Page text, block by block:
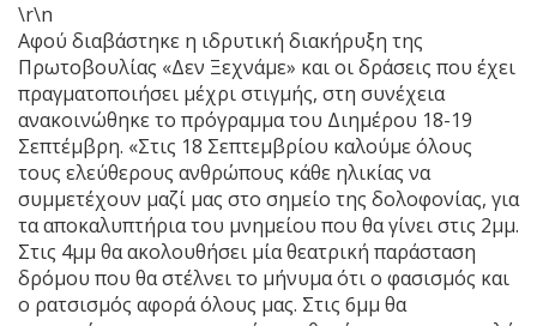
\r\n
Αφού διαβάστηκε η ιδρυτική διακήρυξη της
Πρωτοβουλίας «Δεν Ξεχνάμε» και οι δράσεις που έχει
πραγματοποιήσει μέχρι στιγμής, στη συνέχεια
ανακοινώθηκε το πρόγραμμα του Διημέρου 18-19
Σεπτέμβρη. «Στις 18 Σεπτεμβρίου καλούμε όλους
τους ελεύθερους ανθρώπους κάθε ηλικίας να
συμμετέχουν μαζί μας στο σημείο της δολοφονίας, για
τα αποκαλυπτήρια του μνημείου που θα γίνει στις 2μμ.
Στις 4μμ θα ακολουθήσει μία θεατρική παράσταση
δρόμου που θα στέλνει το μήνυμα ότι ο φασισμός και
ο ρατσισμός αφορά όλους μας. Στις 6μμ θα